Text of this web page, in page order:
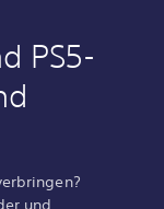
PS5-
und